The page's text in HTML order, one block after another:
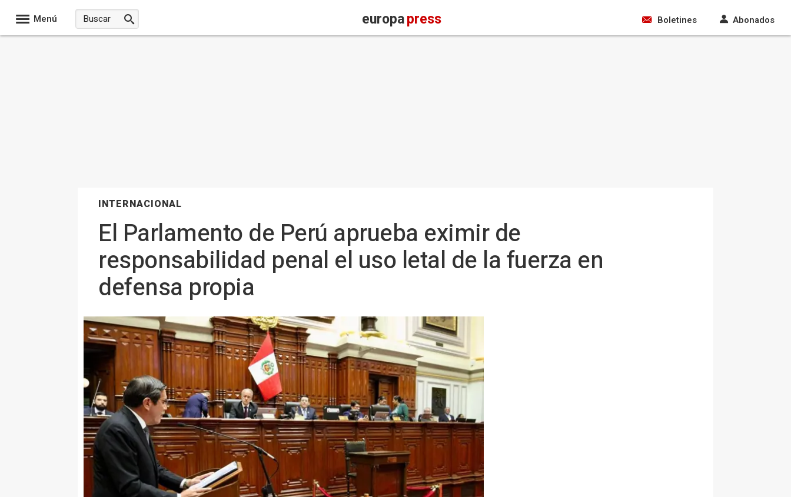
Menú europapress Boletines Abonados
INTERNACIONAL
El Parlamento de Perú aprueba eximir de
responsabilidad penal el uso letal de la fuerza en
defensa propia